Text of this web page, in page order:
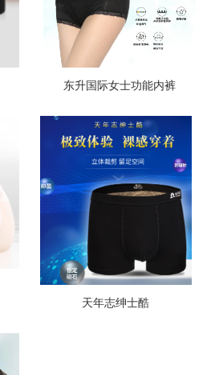
东升国际女士功能内裤
天年志绅士酷